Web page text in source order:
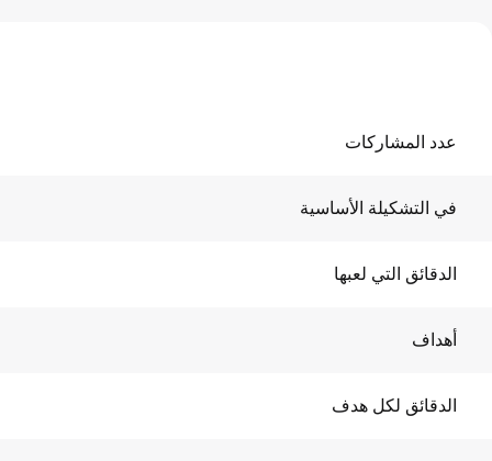
عدد المشاركات
في التشكيلة الأساسية
الدقائق التي لعبها
أهداف
الدقائق لكل هدف